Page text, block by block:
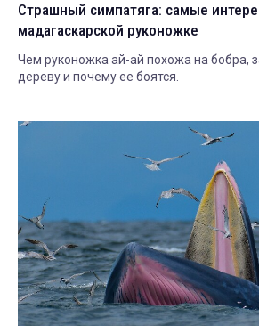
Страшный симпатяга: самые
мадагаскарской руконожке
Чем руконожка ай-ай похожа на бобра,
дереву и почему ее боятся.